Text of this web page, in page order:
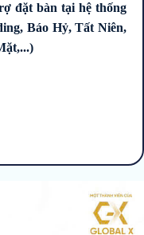
đặt bàn tại hệ thống
Báo Hỷ, Tất Niên,